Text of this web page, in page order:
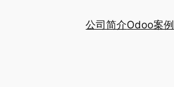
公司简介Odoo案例